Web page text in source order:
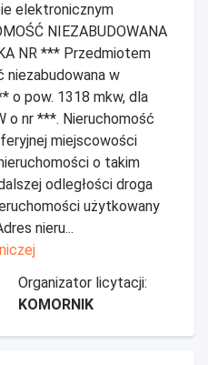
elektronicznym
NIEZABUDOWANA
NR *** Przedmiotem
w
o pow. 1318 mkw, dla
o nr ***. Nieruchomość
miejscowości
o takim
odległości droga
użytkowany
nieru...
Organizator licytacji:
KOMORNIK